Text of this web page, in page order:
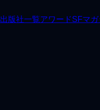
出版社一覧アワードSFマガ